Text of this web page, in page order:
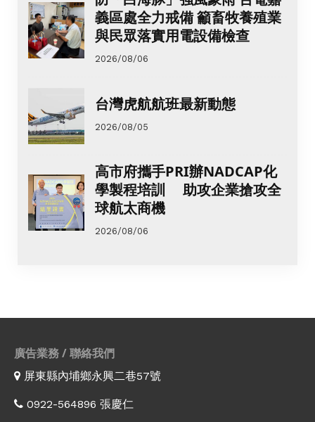
義區處全力戒備 籲畜牧養殖業
與民眾落實用電設備檢查
2026/08/06
台灣虎航航班最新動態
2026/08/05
高市府攜手PRI辦NADCAP化
學製程培訓 助攻企業搶攻全
球航太商機
2026/08/06
廣告業務 / 聯絡我們
屏東縣內埔鄉永興二巷57號
0922-564896 張慶仁